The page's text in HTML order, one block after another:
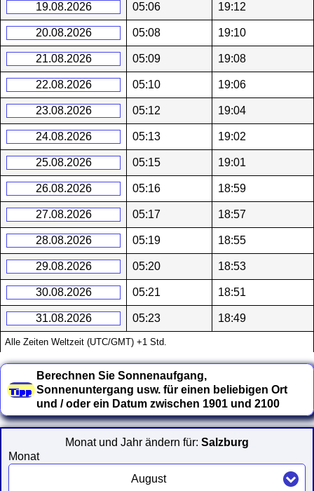
19.08.2026 05:06 19:12
20.08.2026 05:08 19:10
21.08.2026 05:09 19:08
22.08.2026 05:10 19:06
23.08.2026 05:12 19:04
24.08.2026 05:13 19:02
25.08.2026 05:15 19:01
26.08.2026 05:16 18:59
27.08.2026 05:17 18:57
28.08.2026 05:19 18:55
29.08.2026 05:20 18:53
30.08.2026 05:21 18:51
31.08.2026 05:23 18:49
Alle Zeiten Weltzeit (UTC/GMT) +1 Std.
Berechnen Sie Sonnenaufgang,
Sonnenuntergang usw. für einen beliebigen Ort
und / oder ein Datum zwischen 1901 und 2100
Monat und Jahr ändern für: Salzburg
Monat
August